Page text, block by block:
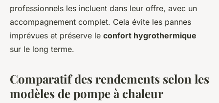
professionnels les incluent dans leur offre, avec un
accompagnement complet. Cela évite les pannes
imprévues et préserve le confort hygrothermique
sur le long terme.
Comparatif des rendements selon les
modèles de pompe à chaleur